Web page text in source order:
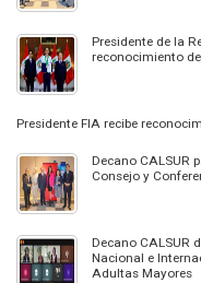
Presidente de la
reconocimiento
Presidente FIA recibe
Decano CALSUR
Consejo y
Decano CALSUR
Nacional e
Adultas Mayores